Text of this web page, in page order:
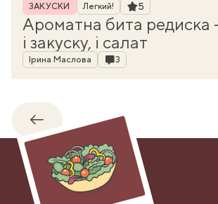
Рубрика
ЗАКУСКИ Легкий! Рейтинг
5
Ароматна бита редиска
і закуску, і салат
Автор
Ірина Маслова Коментарі
3
Назад